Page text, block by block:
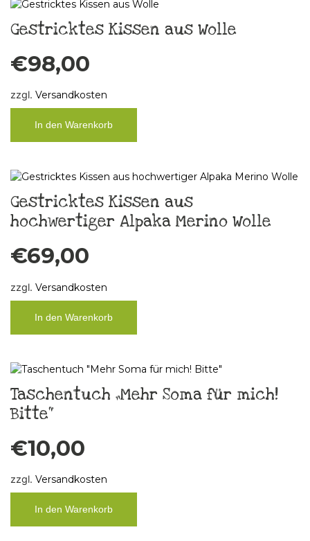
Gestricktes Kissen aus Wolle
€98,00
zzgl. Versandkosten
In den Warenkorb
Gestricktes Kissen aus
hochwertiger Alpaka Merino Wolle
€69,00
zzgl. Versandkosten
In den Warenkorb
Taschentuch „Mehr Soma für mich!
Bitte“
€10,00
zzgl. Versandkosten
In den Warenkorb